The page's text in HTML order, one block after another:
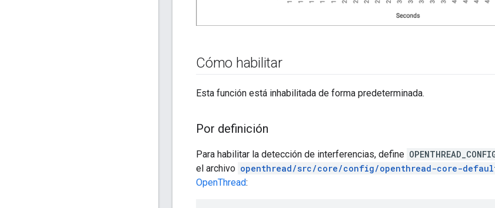
Cómo habilitar
Esta función está inhabilitada de forma predeterminada.
Por definición
Para habilitar la detección de interferencias, define
el archivo openthread/src/core/config/openthread-core-
OpenThread: